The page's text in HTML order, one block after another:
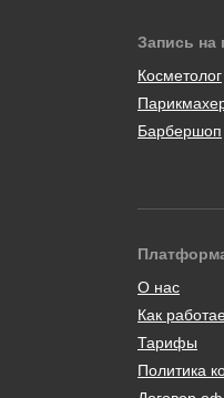
Запись на
Косметолог
Барбершоп
О нас
Как
Тарифы
Политика